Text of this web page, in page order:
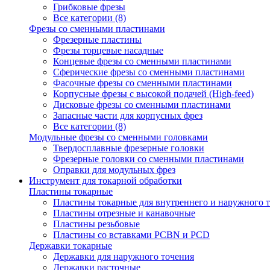
Грибковые фрезы
Все категории (8)
Фрезы со сменными пластинами
Фрезерные пластины
Фрезы торцевые насадные
Концевые фрезы со сменными пластинами
Сферические фрезы со сменными пластинами
Фасочные фрезы со сменными пластинами
Корпусные фрезы с высокой подачей (High-feed)
Дисковые фрезы со сменными пластинами
Запасные части для корпусных фрез
Все категории (8)
Модульные фрезы со сменными головками
Твердосплавные фрезерные головки
Фрезерные головки со сменными пластинами
Оправки для модульных фрез
Инструмент для токарной обработки
Пластины токарные
Пластины токарные для внутреннего и наружного
Пластины отрезные и канавочные
Пластины резьбовые
Пластины со вставками PCBN и PCD
Державки токарные
Державки для наружного точения
Державки расточные